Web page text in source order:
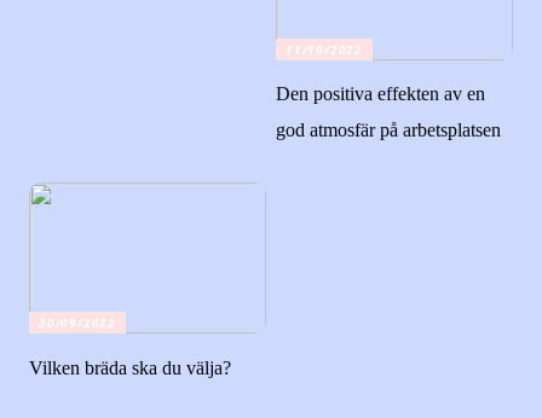
11/10/2022
Den positiva effekten av en
god atmosfär på arbetsplatsen
20/09/2022
Vilken bräda ska du välja?